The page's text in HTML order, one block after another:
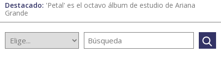
Destacado: 'Petal' es el octavo álbum de estudio de Ariana
Grande